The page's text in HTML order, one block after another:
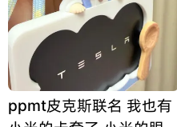
ppmt皮克斯联名 我也有